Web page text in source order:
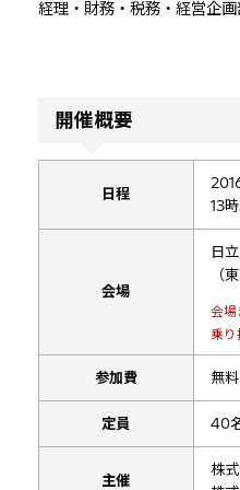
経理・財務・税務・経営企
開催概要
日程
13
会場
日
（
会場
乗り
参加費 無
定員 40
主催
株